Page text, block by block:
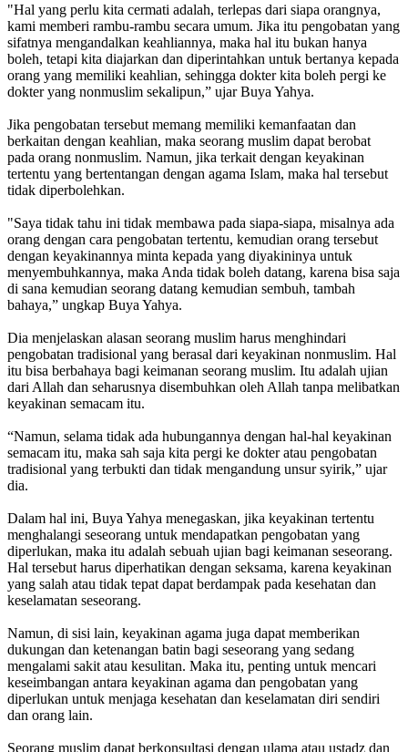
"Hal yang perlu kita cermati adalah, terlepas dari siapa orangnya,
kami memberi rambu-rambu secara umum. Jika itu pengobatan yang
sifatnya mengandalkan keahliannya, maka hal itu bukan hanya
boleh, tetapi kita diajarkan dan diperintahkan untuk bertanya kepada
orang yang memiliki keahlian, sehingga dokter kita boleh pergi ke
dokter yang nonmuslim sekalipun,” ujar Buya Yahya.
Jika pengobatan tersebut memang memiliki kemanfaatan dan
berkaitan dengan keahlian, maka seorang muslim dapat berobat
pada orang nonmuslim. Namun, jika terkait dengan keyakinan
tertentu yang bertentangan dengan agama Islam, maka hal tersebut
tidak diperbolehkan.
"Saya tidak tahu ini tidak membawa pada siapa-siapa, misalnya ada
orang dengan cara pengobatan tertentu, kemudian orang tersebut
dengan keyakinannya minta kepada yang diyakininya untuk
menyembuhkannya, maka Anda tidak boleh datang, karena bisa saja
di sana kemudian seorang datang kemudian sembuh, tambah
bahaya,” ungkap Buya Yahya.
Dia menjelaskan alasan seorang muslim harus menghindari
pengobatan tradisional yang berasal dari keyakinan nonmuslim. Hal
itu bisa berbahaya bagi keimanan seorang muslim. Itu adalah ujian
dari Allah dan seharusnya disembuhkan oleh Allah tanpa melibatkan
keyakinan semacam itu.
“Namun, selama tidak ada hubungannya dengan hal-hal keyakinan
semacam itu, maka sah saja kita pergi ke dokter atau pengobatan
tradisional yang terbukti dan tidak mengandung unsur syirik,” ujar
dia.
Dalam hal ini, Buya Yahya menegaskan, jika keyakinan tertentu
menghalangi seseorang untuk mendapatkan pengobatan yang
diperlukan, maka itu adalah sebuah ujian bagi keimanan seseorang.
Hal tersebut harus diperhatikan dengan seksama, karena keyakinan
yang salah atau tidak tepat dapat berdampak pada kesehatan dan
keselamatan seseorang.
Namun, di sisi lain, keyakinan agama juga dapat memberikan
dukungan dan ketenangan batin bagi seseorang yang sedang
mengalami sakit atau kesulitan. Maka itu, penting untuk mencari
keseimbangan antara keyakinan agama dan pengobatan yang
diperlukan untuk menjaga kesehatan dan keselamatan diri sendiri
dan orang lain.
Seorang muslim dapat berkonsultasi dengan ulama atau ustadz dan